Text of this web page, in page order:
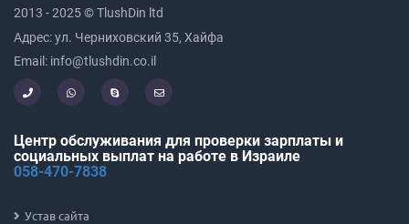
2013 - 2025 © TlushDin ltd
Адрес: ул. Черниховский 35, Хайфа
Email: info@tlushdin.co.il
Центр обслуживания для проверки зарплаты и
социальных выплат на работе в Израиле
058-470-7838
Устав сайта